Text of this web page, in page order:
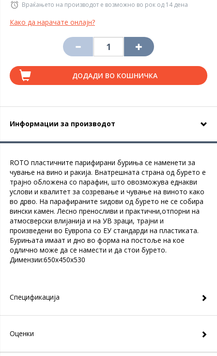
Враќањето на производот е возможно во рок од 14 дена
Како да нарачате онлајн?
ДОДАДИ ВО КОШНИЧКА
Информации за производот
ROTO пластичните парифирани буриња се наменети за
чување на вино и ракија. Внатрешната страна од бурето е
трајно обложена со парафин, што овозможува еднакви
услови и квалитет за созревање и чување на виното како
во дрво. На парафираните ѕидови од бурето не се собира
вински камен. Лесно преносливи и практични,отпорни на
атмосверски влијанија и на УВ зраци, трајни и
произведени во Еувропа со ЕУ стандарди на пластиката.
Бурињата имаат и дно во форма на постоље на кое
одлично може да се намести и да стои бурето.
Димензии:650x450x530
Спецификација
Оценки